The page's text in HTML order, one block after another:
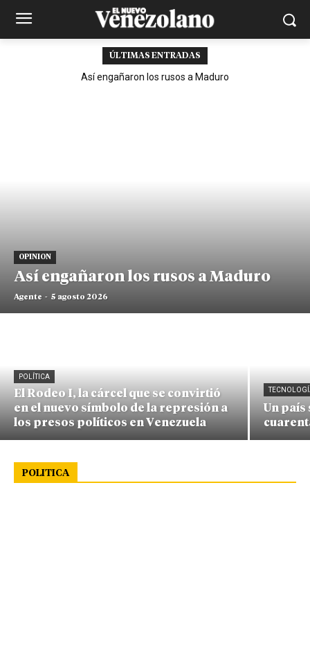
ÚLTIMAS ENTRADAS
Así engañaron los rusos a Maduro
OPINION
Así engañaron los rusos a Maduro
Agente - 5 agosto 2026
POLÍTICA
El Rodeo I, la cárcel que se convirtió
en el nuevo símbolo de la represión a
los presos políticos en Venezuela
Un país
POLITICA